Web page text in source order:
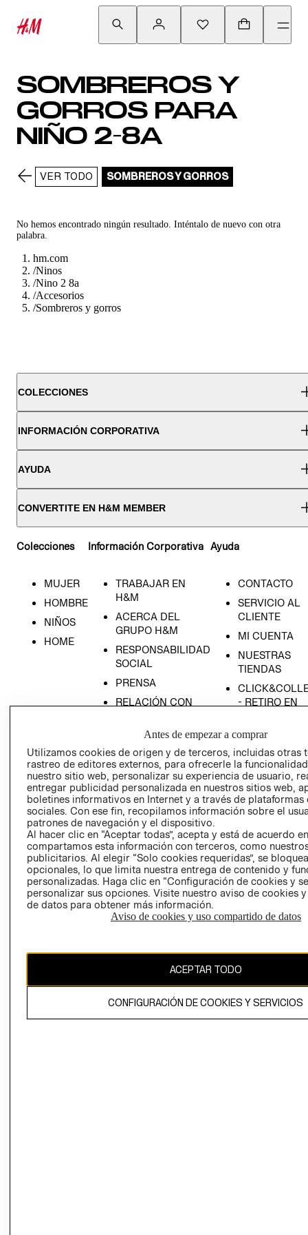
SOMBREROS Y
GORROS PARA
NIÑO 2-8A
VER TODO SOMBREROS Y GORROS
No hemos encontrado ningún resultado. Inténtalo de nuevo con otra
palabra.
hm.com
/Ninos
/Nino 2 8a
/Accesorios
/Sombreros y gorros
COLECCIONES
INFORMACIÓN CORPORATIVA
AYUDA
CONVERTITE EN H&M MEMBER
Colecciones
MUJER
HOMBRE
NIÑOS
HOME
Información Corporativa
TRABAJAR EN
H&M
ACERCA DEL
GRUPO H&M
RESPONSABILIDAD
SOCIAL
PRENSA
RELACIÓN CON
POLÍTICA
EMPRESARIAL
Ayuda
CONTACTO
SERVICIO AL
CLIENTE
MI CUENTA
NUESTRAS
TIENDAS
- RETIRO EN
TÉRMINOS Y
CONDICIONES
AVISO DE
PRIVACIDAD
GIFT CARD
COOKIES
CAMBIAR REGIÓN
El contenido de esta página web está protegido por copyright y es
Antes de empezar a comprar
Utilizamos cookies de origen y de terceros, incluidas otras
rastreo de editores externos, para ofrecerle la
nuestro sitio web, personalizar su experiencia de usuario,
entregar publicidad personalizada en nuestros sitios web,
boletines informativos en Internet y a través de plataformas
sociales. Con ese fin, recopilamos información sobre el
patrones de navegación y el dispositivo.
Al hacer clic en “Aceptar todas”, acepta y está de acuerdo
compartamos esta información con terceros, como
publicitarios. Al elegir “Solo cookies requeridas”, se
opcionales, lo que limita nuestra entrega de contenido y
personalizadas. Haga clic en “Configuración de cookies y
personalizar sus opciones. Visite nuestro aviso de cookies
de datos para obtener más información.
Aviso de cookies y uso compartido de datos
ACEPTAR TODO
CONFIGURACIÓN DE COOKIES Y SERVICIOS